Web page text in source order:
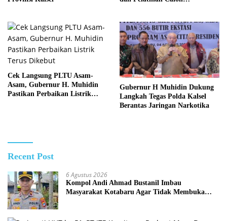
Cek Langsung PLTU Asam-
Asam, Gubernur H. Muhidin
Pastikan Perbaikan Listrik
Gubernur H Muhidin Dukung
Langkah Tegas Polda Kalsel
Berantas Jaringan Narkotika
Recent Post
6 Agustus 2026
Kompol Andi Ahmad Bustanil Imbau
Masyarakat Kotabaru Agar Tidak Membuka